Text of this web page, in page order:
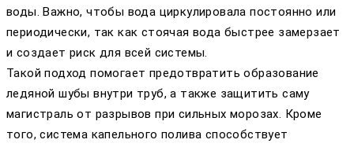
воды. Важно, чтобы вода циркулировала постоянно или
периодически, так как стоячая вода быстрее замерзает
и создает риск для всей системы.
Такой подход помогает предотвратить образование
ледяной шубы внутри труб, а также защитить саму
магистраль от разрывов при сильных морозах. Кроме
того, система капельного полива способствует